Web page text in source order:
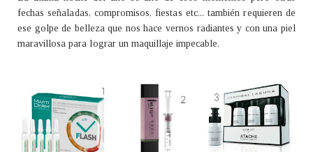
fechas señaladas, compromisos, fiestas etc... también requieren de
ese golpe de belleza que nos hace vernos radiantes y con una piel
maravillosa para lograr un maquillaje impecable.